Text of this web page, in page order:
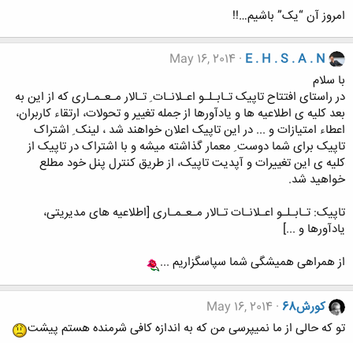
امروز آن “یک” باشیم…!!
E . H . S . A . N
May 16, 2014
با سلام
در راستای افتتاح تاپیک تـابـلـو اعـلانـات ِ تـالار مـعـمـاری که از این به
بعد کلیه ی اطلاعیه ها و یادآورها از جمله تغییر و تحولات، ارتقاء کاربران،
اعطاء امتیازات و ... در این تاپیک اعلان خواهند شد ، لینک ِ اشتراک
تاپیک برای شما دوست ِ معمار گذاشته میشه و با اشتراک در تاپیک از
کلیه ی این تغییرات و آپدیت تاپیک، از طریق کنترل پنل خود مطلع
خواهید شد.
تاپیک: تـابـلـو اعـلانـات تـالار مـعـمـاری [اطلاعیه های مدیریتی،
یادآورها و ...]
از همراهی همیشگی شما سپاسگزاریم ...
کورش68
May 16, 2014
تو که حالی از ما نمیپرسی من که به اندازه کافی شرمنده هستم پیشت